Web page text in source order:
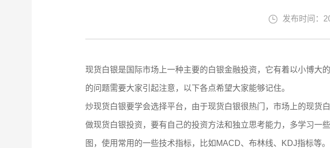
发布时间：
现货白银是国际市场上一种主要的白银金融投资，它有着以小博大
的问题需要大家引起注意，以下各点希望大家能够记住。
炒现货白银要学会选择平台，由于现货白银很热门，市场上的现货
做现货白银投资，要有自己的投资方法和独立思考能力，多学习一
图，使用常用的一些技术指标，比如MACD、布林线、KDJ指标等